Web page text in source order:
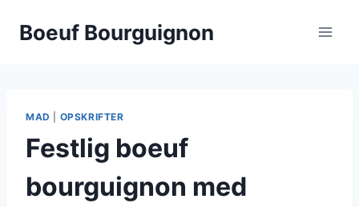
Boeuf Bourguignon
MAD OPSKRIFTER
Festlig boeuf
bourguignon med